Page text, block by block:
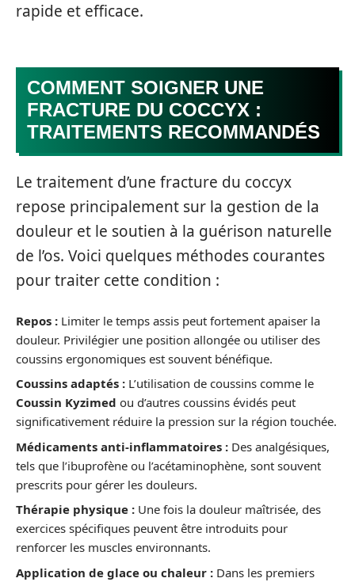
rapide et efficace.
COMMENT SOIGNER UNE
FRACTURE DU COCCYX :
TRAITEMENTS RECOMMANDÉS
Le traitement d’une fracture du coccyx
repose principalement sur la gestion de la
douleur et le soutien à la guérison naturelle
de l’os. Voici quelques méthodes courantes
pour traiter cette condition :
Repos : Limiter le temps assis peut fortement apaiser la
douleur. Privilégier une position allongée ou utiliser des
coussins ergonomiques est souvent bénéfique.
Coussins adaptés : L’utilisation de coussins comme le
Coussin Kyzimed ou d’autres coussins évidés peut
significativement réduire la pression sur la région touchée.
Médicaments anti-inflammatoires : Des analgésiques,
tels que l’ibuprofène ou l’acétaminophène, sont souvent
prescrits pour gérer les douleurs.
Thérapie physique : Une fois la douleur maîtrisée, des
exercices spécifiques peuvent être introduits pour
renforcer les muscles environnants.
Application de glace ou chaleur : Dans les premiers